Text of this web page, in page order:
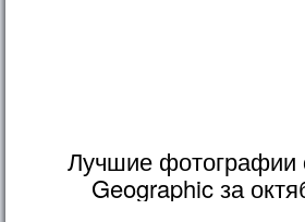
Лучшие фотографии
Geographic за